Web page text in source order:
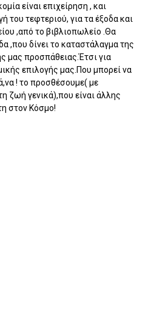
είναι επιχείρηση , και
του τεφτεριού, για τα έξοδα και
,από το βιβλιοπωλείο .Θα
,που δίνει το καταστάλαγμα της
μας προσπάθειας.Έτσι για
επιλογής μας.Που μπορεί να
! το προσθέσουμε( με
ζωή γενικά),που είναι άλλης
στον Κόσμο!